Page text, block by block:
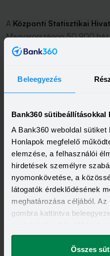
Beleegyezés
Bank360
A Bank360 weboldal
Honlapok megfelelő
elemzése, a felhasználói
hirdetések személyre
nyomonkövetése, a
látogatók érdeklődésének
meghatározása céljából.
gombra kattintva
megváltoztathatod.
Összes
A Központi Statisztikai
Magyarországon 50 900
többet, mint az azt
házasságkötés azonban
110 pár), 2015-ben pedig
döntött a házasság mellett. A
házasodott meg.
BABAVÁRÓ TÁMOGATÁS
BABAVÁRÓ HITEL KALKULÁTOR